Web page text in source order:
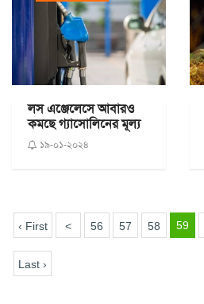
লস এঞ্জেলেসে আবারও
কমছে গ্যাসোলিনের মূল্য
১৯-০১-২০২৪
‹ First < 56 57 58 59
Last ›